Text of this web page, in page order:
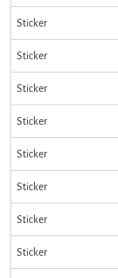
Sticker
Sticker
Sticker
Sticker
Sticker
Sticker
Sticker
Sticker